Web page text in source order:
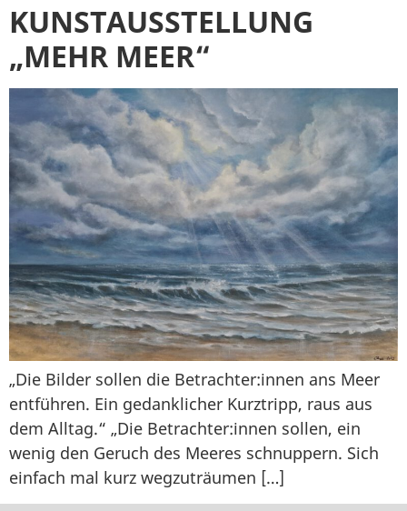
KUNSTAUSSTELLUNG
„MEHR MEER“
„Die Bilder sollen die Betrachter:innen ans Meer
entführen. Ein gedanklicher Kurztripp, raus aus
dem Alltag.“ „Die Betrachter:innen sollen, ein
wenig den Geruch des Meeres schnuppern. Sich
einfach mal kurz wegzuträumen […]